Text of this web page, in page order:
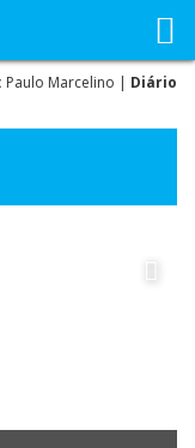
Paulo Marcelino | Diário